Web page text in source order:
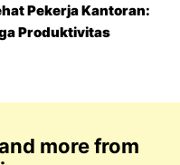
Pekerja Kantoran:
Produktivitas
more from